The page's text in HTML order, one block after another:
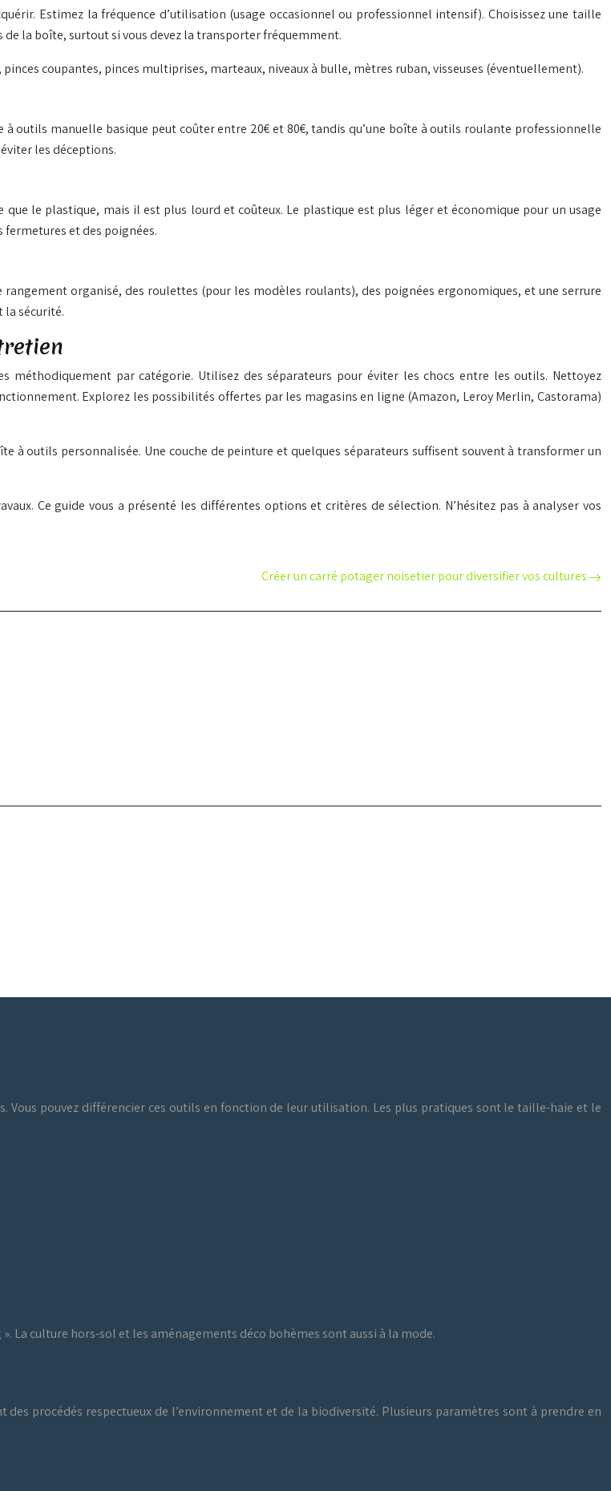
Estimez la fréquence d’utilisation (usage occasionnel ou professionnel intensif). Choisissez une taille
la boîte, surtout si vous devez la transporter fréquemment.
coupantes, pinces multiprises, marteaux, niveaux à bulle, mètres ruban, visseuses (éventuellement).
outils manuelle basique peut coûter entre 20€ et 80€, tandis qu’une boîte à outils roulante professionnelle
les déceptions.
le plastique, mais il est plus lourd et coûteux. Le plastique est plus léger et économique pour un usage
et des poignées.
organisé, des roulettes (pour les modèles roulants), des poignées ergonomiques, et une serrure
sécurité.
par catégorie. Utilisez des séparateurs pour éviter les chocs entre les outils. Nettoyez
Explorez les possibilités offertes par les magasins en ligne (Amazon, Leroy Merlin, Castorama)
à outils personnalisée. Une couche de peinture et quelques séparateurs suffisent souvent à transformer un
Ce guide vous a présenté les différentes options et critères de sélection. N’hésitez pas à analyser vos
Créer un carré potager noisetier pour diversifier vos cultures
Vous pouvez différencier ces outils en fonction de leur utilisation. Les plus pratiques sont le taille-haie et le
La culture hors-sol et les aménagements déco bohèmes sont aussi à la mode.
procédés respectueux de l’environnement et de la biodiversité. Plusieurs paramètres sont à prendre en